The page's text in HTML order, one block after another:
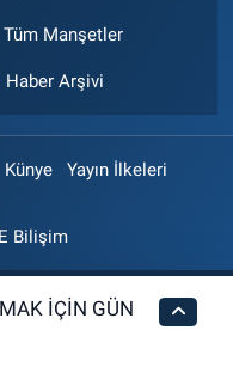
Tüm Manşetler
Haber Arşivi
Künye Yayın İlkeleri
Bilişim
İÇİN GÜN